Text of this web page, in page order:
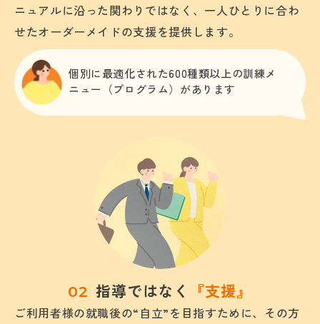
ニュアルに沿った関わりではなく、一人ひとりに合わ
せたオーダーメイドの支援を提供します。
個別に最適化された600種類以上の訓練メ
ニュー（プログラム）があります
指導ではなく 『支援』
ご利用者様の就職後の“自立”を目指すために、その方